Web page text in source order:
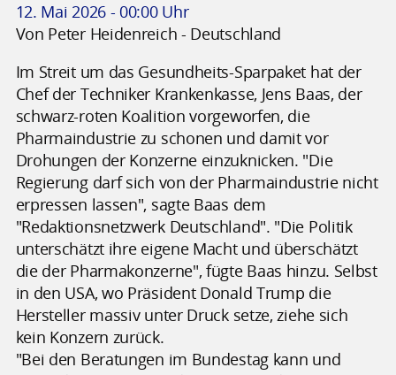
12. Mai 2026 - 00:00 Uhr
Von Peter Heidenreich - Deutschland
Im Streit um das Gesundheits-Sparpaket hat der
Chef der Techniker Krankenkasse, Jens Baas, der
schwarz-roten Koalition vorgeworfen, die
Pharmaindustrie zu schonen und damit vor
Drohungen der Konzerne einzuknicken. "Die
Regierung darf sich von der Pharmaindustrie nicht
erpressen lassen", sagte Baas dem
"Redaktionsnetzwerk Deutschland". "Die Politik
unterschätzt ihre eigene Macht und überschätzt
die der Pharmakonzerne", fügte Baas hinzu. Selbst
in den USA, wo Präsident Donald Trump die
Hersteller massiv unter Druck setze, ziehe sich
kein Konzern zurück.
"Bei den Beratungen im Bundestag kann und